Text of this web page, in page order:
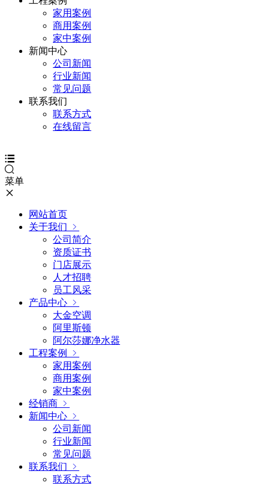
家用案例
商用案例
家中案例
新闻中心
公司新闻
行业新闻
常见问题
联系我们
联系方式
在线留言
菜单
网站首页
关于我们
公司简介
资质证书
门店展示
人才招聘
员工风采
产品中心
大金空调
阿里斯顿
阿尔莎娜净水器
工程案例
家用案例
商用案例
家中案例
经销商
新闻中心
公司新闻
行业新闻
常见问题
联系我们
联系方式